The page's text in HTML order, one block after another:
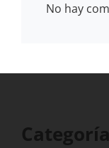
No hay